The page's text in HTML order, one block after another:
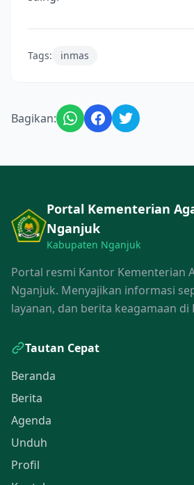
Tags: inmas
Bagikan:
Portal Kementerian
Nganjuk
Kabupaten Nganjuk
Portal resmi Kantor Kementerian
Nganjuk. Menyajikan informasi
layanan, dan berita keagamaan
Tautan Cepat
Beranda
Berita
Agenda
Unduh
Profil